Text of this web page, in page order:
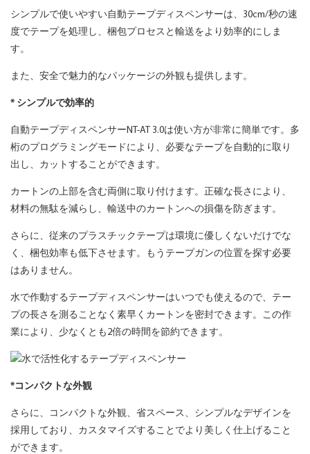
シンプルで使いやすい自動テープディスペンサーは、30cm/秒の速
度でテープを処理し、梱包プロセスと輸送をより効率的にしま
す。
また、安全で魅力的なパッケージの外観も提供します。
* シンプルで効率的
自動テープディスペンサーNT-AT 3.0は使い方が非常に簡単です。多
桁のプログラミングモードにより、必要なテープを自動的に取り
出し、カットすることができます。
カートンの上部を含む両側に取り付けます。正確な長さにより、
材料の無駄を減らし、輸送中のカートンへの損傷を防ぎます。
さらに、従来のプラスチックテープは環境に優しくないだけでな
く、梱包効率も低下させます。もうテープガンの位置を探す必要
はありません。
水で作動するテープディスペンサーはいつでも使えるので、テー
プの長さを測ることなく素早くカートンを密封できます。この作
業により、少なくとも2倍の時間を節約できます。
*コンパクトな外観
さらに、コンパクトな外観、省スペース、シンプルなデザインを
採用しており、カスタマイズすることでより美しく仕上げること
ができます。